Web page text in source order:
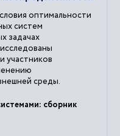
оптимальности
систем
задачах
участников
среды.
сборник